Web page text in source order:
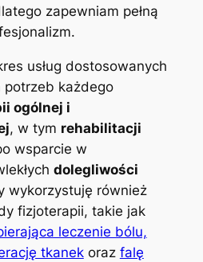
zapewniam pełną
usług dostosowanych
każdego
ogólnej i
, w tym rehabilitacji
wsparcie w
dolegliwości
wykorzystuję również
fizjoterapii, takie jak
leczenie bólu,
tkanekoraz falę